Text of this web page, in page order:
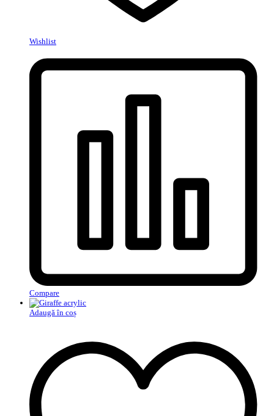
Wishlist
Compare
Adaugă în coș